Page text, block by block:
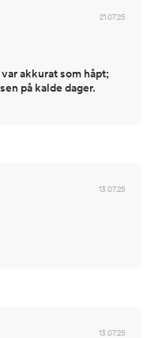
21.07.25
akkurat som håpt;
på kalde dager.
13.07.25
13.07.25